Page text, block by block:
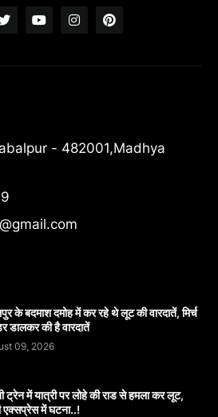
- 482001,Madhya
के बदमाश दमोह में कर रहे थे लूट की वारदातें, मिर्च
डालकर की है वारदातें
09, 2026
ट्रेन में यात्री पर लोहे की राड से हमला कर लूट,
एक्सप्रेस में घटना..!